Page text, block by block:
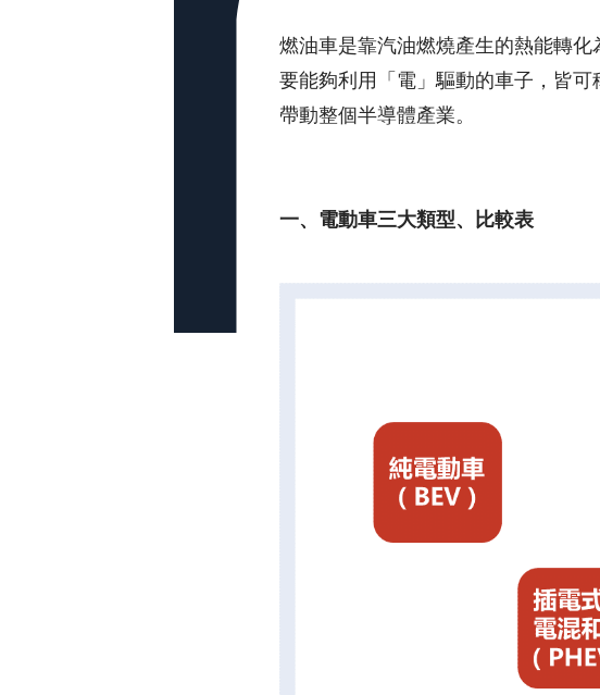
燃油車是靠汽油燃燒產生的熱能轉
要能夠利用「電」驅動的車子，皆
帶動整個半導體產業。
一、電動車三大類型、比較表